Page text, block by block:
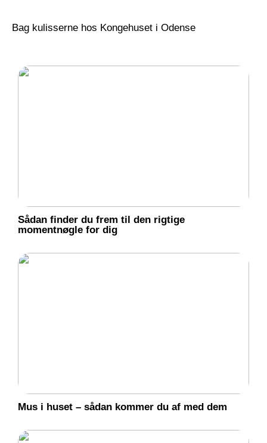
Bag kulisserne hos Kongehuset i Odense
Sådan finder du frem til den rigtige
momentnøgle for dig
Mus i huset – sådan kommer du af med dem